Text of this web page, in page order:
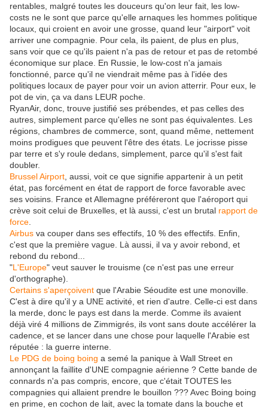
rentables, malgré toutes les douceurs qu'on leur fait, les low-
costs ne le sont que parce qu'elle arnaques les hommes politique
locaux, qui croient en avoir une grosse, quand leur "airport" voit
arriver une compagnie. Pour cela, ils paient, de plus en plus,
sans voir que ce qu'ils paient n'a pas de retour et pas de retombé
économique sur place. En Russie, le low-cost n'a jamais
fonctionné, parce qu'il ne viendrait même pas à l'idée des
politiques locaux de payer pour voir un avion atterrir. Pour eux, le
pot de vin, ça va dans LEUR poche.
RyanAir, donc, trouve justifié ses prébendes, et pas celles des
autres, simplement parce qu'elles ne sont pas équivalentes. Les
régions, chambres de commerce, sont, quand même, nettement
moins prodigues que peuvent l'être des états. Le jocrisse pisse
par terre et s'y roule dedans, simplement, parce qu'il s'est fait
doubler.
Brussel Airport , aussi, voit ce que signifie appartenir à un petit
état, pas forcément en état de rapport de force favorable avec
ses voisins. France et Allemagne préféreront que l'aéroport qui
crève soit celui de Bruxelles, et là aussi, c'est un brutal rapport de
force
Airbus va couper dans ses effectifs, 10 % des effectifs. Enfin,
c'est que la première vague. Là aussi, il va y avoir rebond, et
rebond du rebond...
"L'Europe" veut sauver le trouisme (ce n'est pas une erreur
d'orthographe).
Certains s'aperçoivent que l'Arabie Séoudite est une monoville.
C'est à dire qu'il y a UNE activité, et rien d'autre. Celle-ci est dans
la merde, donc le pays est dans la merde. Comme ils avaient
déjà viré 4 millions de Zimmigrés, ils vont sans doute accélérer la
cadence, et se lancer dans une chose pour laquelle l'Arabie est
réputée : la guerre interne.
Le PDG de boing boing a semé la panique à Wall Street en
annonçant la faillite d'UNE compagnie aérienne ? Cette bande de
connards n'a pas compris, encore, que c'était TOUTES les
compagnies qui allaient prendre le bouillon ??? Avec Boing boing
en prime, en cochon de lait, avec la tomate dans la bouche et